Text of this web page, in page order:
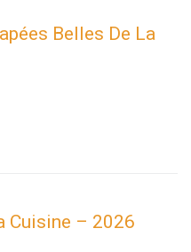
Belles De La
Cuisine – 2026